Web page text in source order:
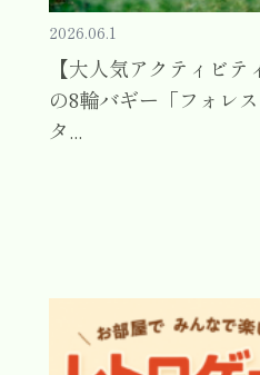
2026.06.1
【大人気アクティビテ
の8輪バギー「フォレ
タ...